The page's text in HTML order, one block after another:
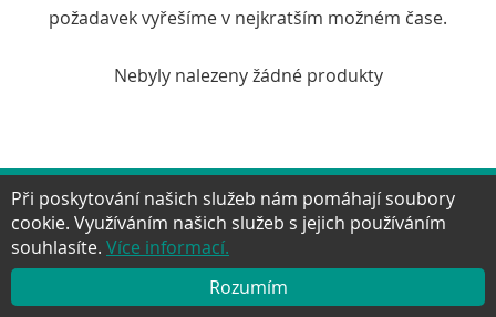
požadavek vyřešíme v nejkratším možném čase.
Nebyly nalezeny žádné produkty
NAHORU Facebook
TwitterGoogle+YouTube
Při poskytování našich služeb nám pomáhají soubory
cookie. Využíváním našich služeb s jejich používáním
souhlasíte. Více informací.
Rozumím